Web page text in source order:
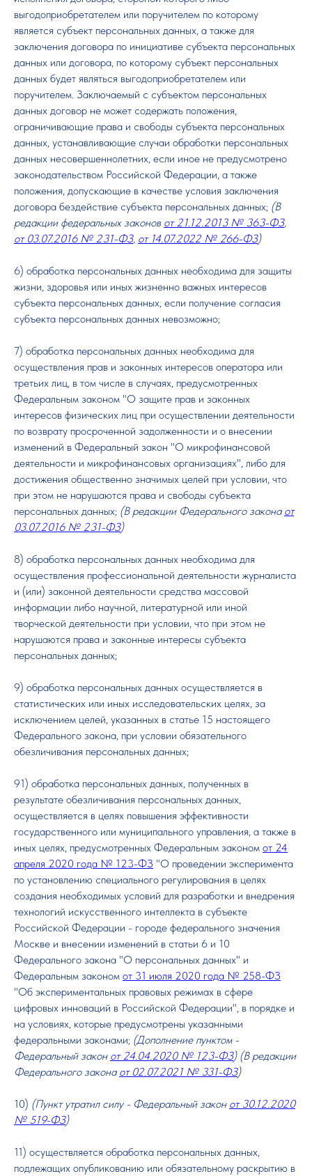
выгодоприобретателем или поручителем по которому
является субъект персональных данных, а также для
заключения договора по инициативе субъекта персональных
данных или договора, по которому субъект персональных
данных будет являться выгодоприобретателем или
поручителем. Заключаемый с субъектом персональных
данных договор не может содержать положения,
ограничивающие права и свободы субъекта персональных
данных, устанавливающие случаи обработки персональных
данных несовершеннолетних, если иное не предусмотрено
законодательством Российской Федерации, а также
положения, допускающие в качестве условия заключения
договора бездействие субъекта персональных данных; (В
редакции федеральных законов от 21.12.2013 № 363-ФЗ,
от 03.07.2016 № 231-ФЗ, от 14.07.2022 № 266-ФЗ)
6) обработка персональных данных необходима для защиты
жизни, здоровья или иных жизненно важных интересов
субъекта персональных данных, если получение согласия
субъекта персональных данных невозможно;
7) обработка персональных данных необходима для
осуществления прав и законных интересов оператора или
третьих лиц, в том числе в случаях, предусмотренных
Федеральным законом "О защите прав и законных
интересов физических лиц при осуществлении деятельности
по возврату просроченной задолженности и о внесении
изменений в Федеральный закон "О микрофинансовой
деятельности и микрофинансовых организациях", либо для
достижения общественно значимых целей при условии, что
при этом не нарушаются права и свободы субъекта
персональных данных; (В редакции Федерального закона от
03.07.2016 № 231-ФЗ)
8) обработка персональных данных необходима для
осуществления профессиональной деятельности журналиста
и (или) законной деятельности средства массовой
информации либо научной, литературной или иной
творческой деятельности при условии, что при этом не
нарушаются права и законные интересы субъекта
персональных данных;
9) обработка персональных данных осуществляется в
статистических или иных исследовательских целях, за
исключением целей, указанных в статье 15 настоящего
Федерального закона, при условии обязательного
обезличивания персональных данных;
91) обработка персональных данных, полученных в
результате обезличивания персональных данных,
осуществляется в целях повышения эффективности
государственного или муниципального управления, а также в
иных целях, предусмотренных Федеральным законом от 24
апреля 2020 года № 123-ФЗ "О проведении эксперимента
по установлению специального регулирования в целях
создания необходимых условий для разработки и внедрения
технологий искусственного интеллекта в субъекте
Российской Федерации - городе федерального значения
Москве и внесении изменений в статьи 6 и 10
Федерального закона "О персональных данных" и
Федеральным законом от 31 июля 2020 года № 258-ФЗ
"Об экспериментальных правовых режимах в сфере
цифровых инноваций в Российской Федерации", в порядке и
на условиях, которые предусмотрены указанными
федеральными законами; (Дополнение пунктом -
Федеральный закон от 24.04.2020 № 123-ФЗ) (В редакции
Федерального закона от 02.07.2021 № 331-ФЗ)
10) (Пункт утратил силу - Федеральный закон от 30.12.2020
№ 519-ФЗ)
11) осуществляется обработка персональных данных,
подлежащих опубликованию или обязательному раскрытию в